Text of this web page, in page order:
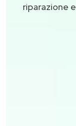
riparazione e